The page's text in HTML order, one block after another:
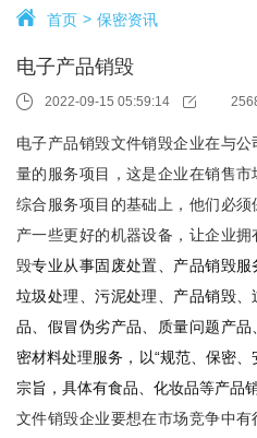
首页 保密资讯
电子产品销毁
2022-09-15 05:59:14
电子产品销毁文件销毁企业在与
量的服务项目，这是企业在销售
综合服务项目的基础上，他们必
产一些更好的机器设备，让企业
毁专业从事固废处置、产品销毁服
垃圾处理、污泥处理、产品销毁
品、假冒伪劣产品、质量问题产
密材料处理服务，以“规范、保密
宗旨，具体有食品、化妆品等产品销
文件销毁企业要想在市场竞争中